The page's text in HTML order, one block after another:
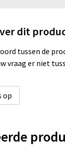
dit
tussen de
vraag er niet
op